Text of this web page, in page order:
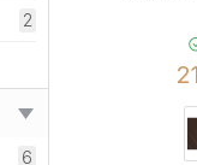
2
2
5
6